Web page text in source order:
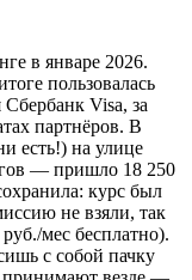
в январе 2026.
пользовалась
Visa, за
партнёров. В
есть!) на улице
— пришло 18 250
курс был
не взяли, так
мес бесплатно).
с собой пачку